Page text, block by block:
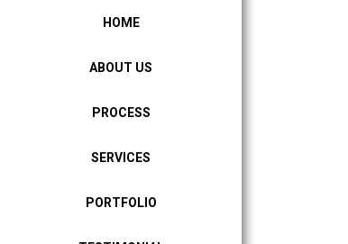
HOME
ABOUT US
PROCESS
SERVICES
PORTFOLIO